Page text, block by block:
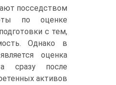
посседством
по оценке
с тем,
Однако в
оценка
сразу после
активов